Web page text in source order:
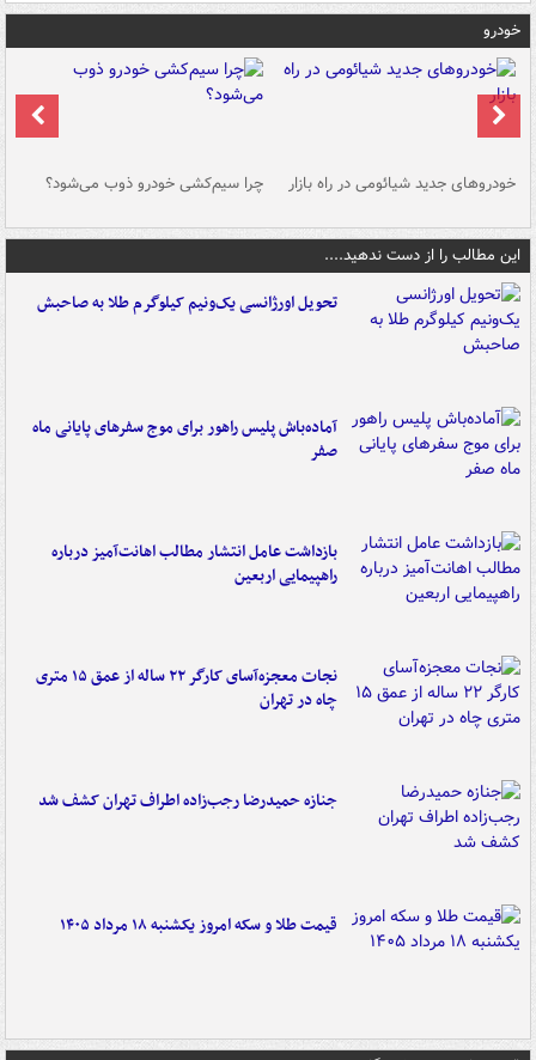
خودرو
خودروهای جدید شیائومی در راه بازار چرا سیم‌کشی خودرو ذوب می‌شود؟
این مطالب را از دست ندهید....
تحویل اورژانسی یک‌ونیم کیلوگرم طلا به صاحبش
آماده‌باش پلیس راهور برای موج سفرهای پایانی ماه
صفر
بازداشت عامل انتشار مطالب اهانت‌آمیز درباره
راهپیمایی اربعین
نجات معجزه‌آسای کارگر ۲۲ ساله از عمق ۱۵ متری
چاه در تهران
جنازه حمیدرضا رجب‌زاده اطراف تهران کشف شد
قیمت طلا و سکه امروز یکشنبه ۱۸ مرداد ۱۴۰۵